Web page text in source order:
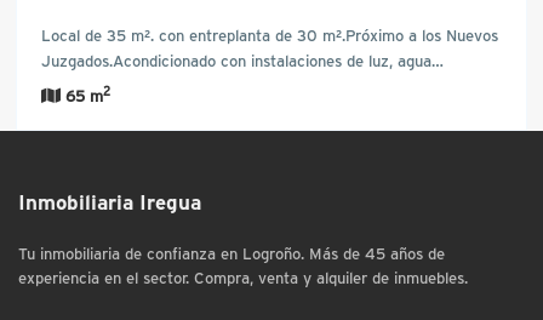
Local de 35 m². con entreplanta de 30 m².Próximo a los Nuevos
Juzgados.Acondicionado con instalaciones de luz, agua…
65 m2
Inmobiliaria Iregua
Tu inmobiliaria de confianza en Logroño. Más de 45 años de
experiencia en el sector. Compra, venta y alquiler de inmuebles.